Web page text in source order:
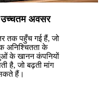
उच्चतम अवसर
तक पहुँच गई हैं, जो
अनिश्चितता के
के खानन कंपनियों
है, जो बढ़ती मांग
हैं।